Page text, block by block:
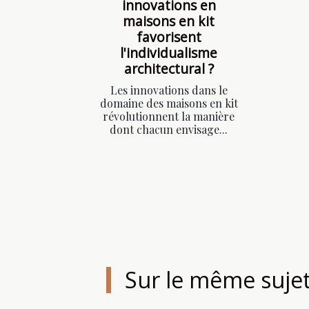
innovations en
maisons en kit
favorisent
l'individualisme
architectural ?
Les innovations dans le
domaine des maisons en kit
révolutionnent la manière
dont chacun envisage...
Sur le même